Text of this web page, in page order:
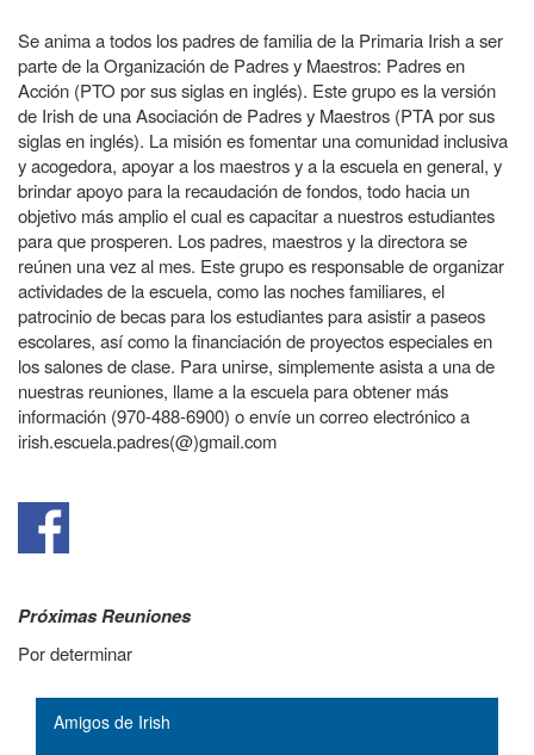
Se anima a todos los padres de familia de la Primaria Irish a ser
parte de la Organización de Padres y Maestros: Padres en
Acción (PTO por sus siglas en inglés). Este grupo es la versión
de Irish de una Asociación de Padres y Maestros (PTA por sus
siglas en inglés). La misión es fomentar una comunidad inclusiva
y acogedora, apoyar a los maestros y a la escuela en general, y
brindar apoyo para la recaudación de fondos, todo hacia un
objetivo más amplio el cual es capacitar a nuestros estudiantes
para que prosperen. Los padres, maestros y la directora se
reúnen una vez al mes. Este grupo es responsable de organizar
actividades de la escuela, como las noches familiares, el
patrocinio de becas para los estudiantes para asistir a paseos
escolares, así como la financiación de proyectos especiales en
los salones de clase. Para unirse, simplemente asista a una de
nuestras reuniones, llame a la escuela para obtener más
información (970-488-6900) o envíe un correo electrónico a
irish.escuela.padres(@)gmail.com
Próximas Reuniones
Por determinar
Main navigation
Amigos de Irish